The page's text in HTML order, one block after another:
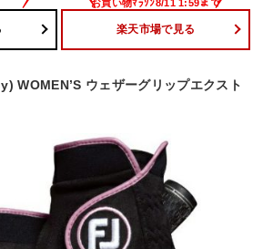
楽天市場で見る
WOMEN’S ウェザーグリップエクスト